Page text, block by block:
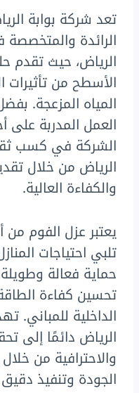
تعد شركة بوابة
الرائدة
الرياض، حيث تقدم
الأسطح من تأثيرات
المياه المزعجة.
العمل المدربة على
الشركة في كسب
الرياض من خلال
والكفاءة العالية.
يعتبر عزل الفوم من
تلبي احتياجات
حماية فعالة وطويلة
تحسين كفاءة
الداخلية
الرياض دائمًا إلى
والاحترافية من
الجودة وتنفيذ